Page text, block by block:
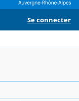
Se connecter